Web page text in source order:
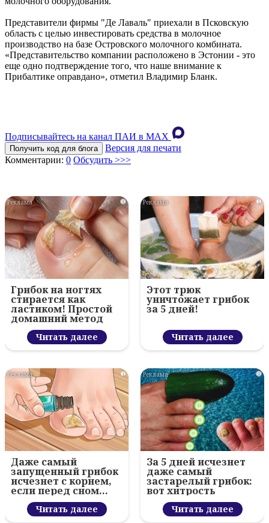
Представители фирмы "Де Лаваль" приехали в Псковскую
область с целью инвестировать средства в молочное
производство на базе Островского молочного комбината.
«Представительство компании расположено в Эстонии - это
еще одно подтверждение того, что наше внимание к
Прибалтике оправдано», отметил Владимир Бланк.
Подписывайтесь на канал ПАИ в MAХ
Получить код для блога
Версия для печати
Комментарии: 0 Обсудить >>>
i
Грибок на ногтях
стирается как
ластиком! Простой
домашний метод
Читать далее
i
Этот трюк
уничтожает грибок
за 5 дней!
Читать далее
i
Даже самый
запущенный грибок
исчезнет с корнем,
если перед сном…
Читать далее
i
За 5 дней исчезнет
даже самый
застарелый грибок:
вот хитрость
Читать далее